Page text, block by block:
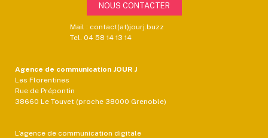
NOUS CONTACTER
Mail : contact(at)jourj.buzz
Tel. 04 58 14 13 14
Agence de communication JOUR J
Les Florentines
Rue de Prépontin
38660 Le Touvet (proche 38000 Grenoble)
L’agence de communication digitale